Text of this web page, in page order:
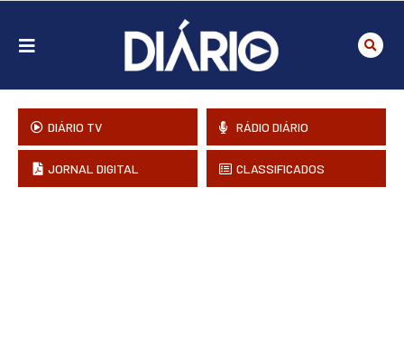
DIÁRIO TV RÁDIO DIÁRIO
JORNAL DIGITAL CLASSIFICADOS